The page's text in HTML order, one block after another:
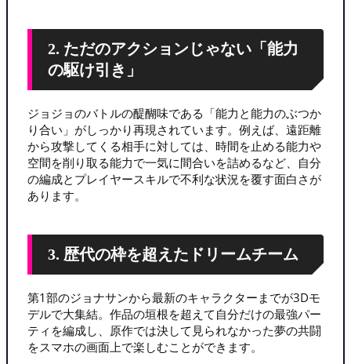
2. ただのアクションじゃない「能力
の駆け引き」
ジョジョのバトルの醍醐味である「能力と能力のぶつか
り合い」がしっかり再現されています。例えば、遠距離
から攻撃してくる相手に対しては、時間を止める能力や
空間を削り取る能力で一気に間合いを詰めるなど、自分
の編成とプレイヤースキルで不利な状況を覆す面白さが
あります。
3. 歴代の枠を超えたドリームチーム
第1部のジョナサンから最新のキャラクターまでが3Dモ
デルで大集結。作品の垣根を超えて自分だけの最強パー
ティを編成し、原作では決して見られなかった夢の共闘
をスマホの画面上で楽しむことができます。